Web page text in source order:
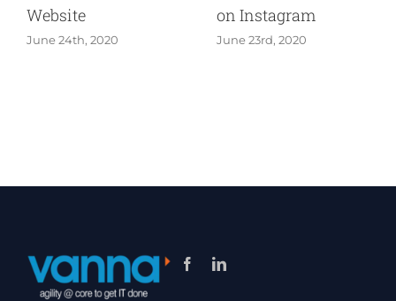
Website
June 24th, 2020
on Instagram
June 23rd, 2020